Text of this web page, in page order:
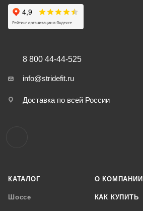
КАТАЛОГ
Шоссе
О КОМПАНИИ
КАК КУПИТЬ
8 800 44-44-525
info@stridefit.ru
Доставка по всей России